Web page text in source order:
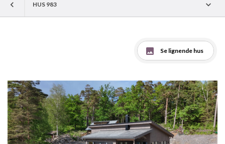
HUS 983
Se lignende hus